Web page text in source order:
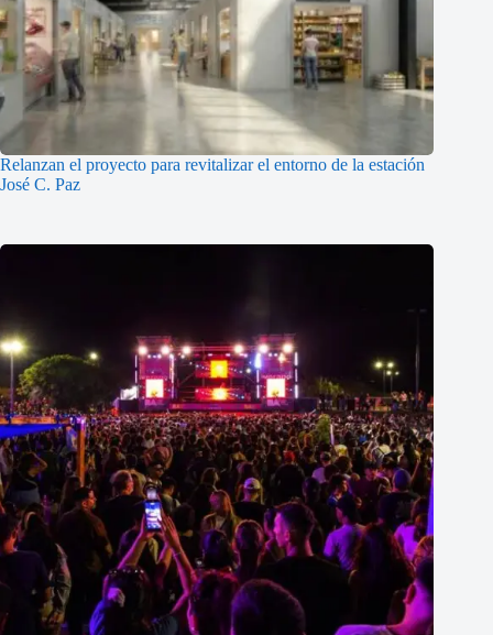
Relanzan el proyecto para revitalizar el entorno de la estación
José C. Paz